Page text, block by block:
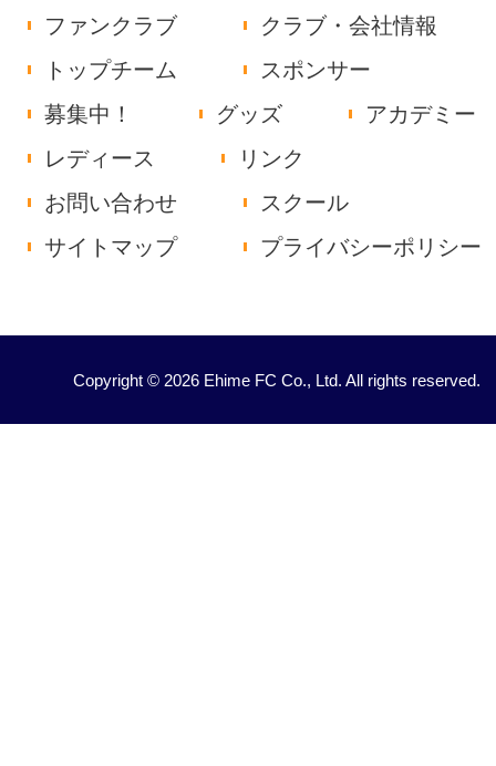
ファンクラブ
クラブ・会社情報
トップチーム
スポンサー
募集中！
グッズ
アカデミー
レディース
リンク
お問い合わせ
スクール
サイトマップ
プライバシーポリシー
Copyright © 2026 Ehime FC Co., Ltd. All rights reserved.